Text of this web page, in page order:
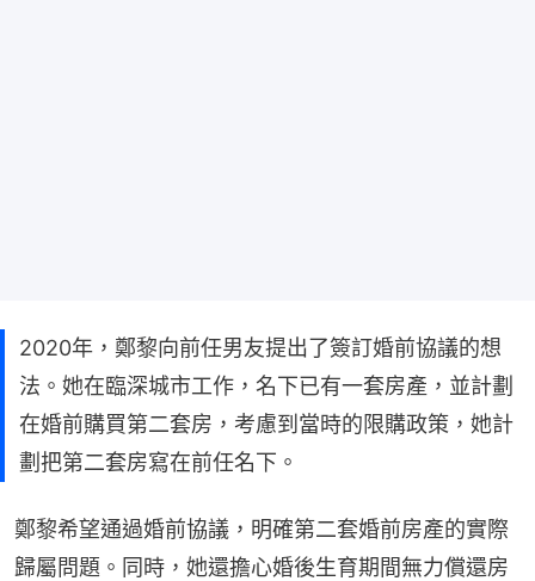
2020年，鄭黎向前任男友提出了簽訂婚前協議的想
法。她在臨深城市工作，名下已有一套房產，並計劃
在婚前購買第二套房，考慮到當時的限購政策，她計
劃把第二套房寫在前任名下。
鄭黎希望通過婚前協議，明確第二套婚前房產的實際
歸屬問題。同時，她還擔心婚後生育期間無力償還房